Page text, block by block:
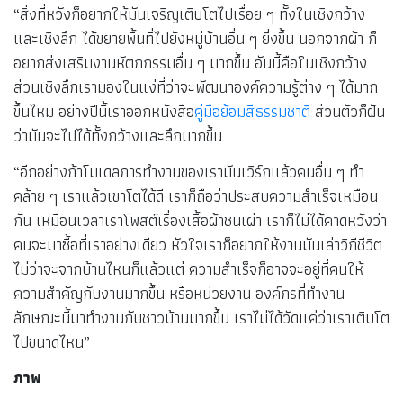
“สิ่งที่หวังก็อยากให้มันเจริญเติบโตไปเรื่อย ๆ ทั้งในเชิงกว้าง
และเชิงลึก ได้ขยายพื้นที่ไปยังหมู่บ้านอื่น ๆ ยิ่งขึ้น นอกจากผ้า ก็
อยากส่งเสริมงานหัตถกรรมอื่น ๆ มากขึ้น อันนี้คือในเชิงกว้าง
ส่วนเชิงลึกเรามองในแง่ที่ว่าจะพัฒนาองค์ความรู้ต่าง ๆ ได้มาก
ขึ้นไหม อย่างปีนี้เราออกหนังสือคู่มือย้อมสีธรรมชาติ ส่วนตัวก็ฝัน
ว่ามันจะไปได้ทั้งกว้างและลึกมากขึ้น
“อีกอย่างถ้าโมเดลการทำงานของเรามันเวิร์กแล้วคนอื่น ๆ ทำ
คล้าย ๆ เราแล้วเขาโตได้ดี เราก็ถือว่าประสบความสำเร็จเหมือน
กัน เหมือนเวลาเราโพสต์เรื่องเสื้อผ้าชนเผ่า เราก็ไม่ได้คาดหวังว่า
คนจะมาซื้อที่เราอย่างเดียว หัวใจเราก็อยากให้งานมันเล่าวิถีชีวิต
ไม่ว่าจะจากบ้านไหนก็แล้วแต่ ความสำเร็จก็อาจจะอยู่ที่คนให้
ความสำคัญกับงานมากขึ้น หรือหน่วยงาน องค์กรที่ทำงาน
ลักษณะนี้มาทำงานกับชาวบ้านมากขึ้น เราไม่ได้วัดแค่ว่าเราเติบโต
ไปขนาดไหน”
ภาพ